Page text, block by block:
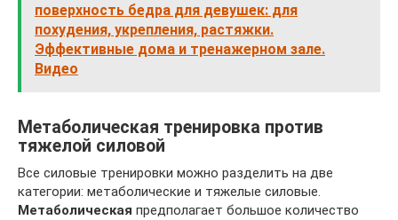
поверхность бедра для девушек: для
похудения, укрепления, растяжки.
Эффективные дома и тренажерном зале.
Видео
Метаболическая тренировка против
тяжелой силовой
Все силовые тренировки можно разделить на две
категории: метаболические и тяжелые силовые.
Метаболическая предполагает большое количество